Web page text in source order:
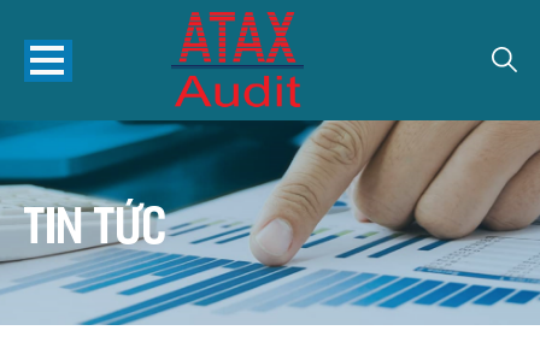
Tin tức